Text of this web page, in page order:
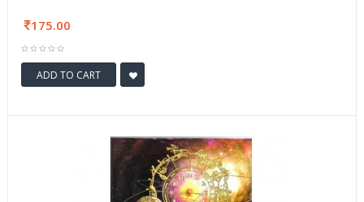
175.00
ADD TO CART